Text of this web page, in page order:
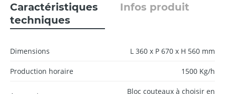
Caractéristiques
techniques
Infos produit
Dimensions L 360 x P 670 x H 560 mm
Production horaire 1500 Kg/h
Bloc couteaux à choisir en